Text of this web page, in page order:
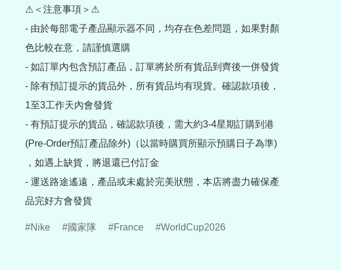
⚠＜注意事項＞⚠
- 由於每部電子產品顯示器不同，均存在色差問題，如果對顏
色比較在意，請謹慎選購
- 如訂單內包含預訂產品，訂單將於所有貨品到齊後一併發貨
- 除有預訂提示的貨品外，所有貨品均有現貨。確認款項後，
1至3工作天內會發貨
- 有預訂提示的貨品，確認款項後，需大約3-4星期訂購到港
(Pre-Order預訂產品除外)（以當時購買所顯示預購日子為準)
，如遇上缺貨，將退還已付訂金
- 運送路途遙遠，產品或未處於完美狀態，本店將盡力確保產
品完好方會發貨
Nike 國家隊 France WorldCup2026